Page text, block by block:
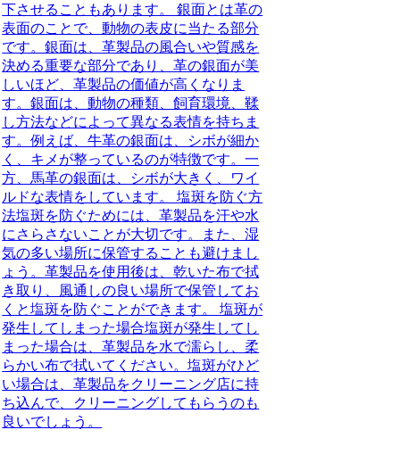
下させることもあります。 銀面とは革の
表面のことで、動物の表皮に当たる部分
です。銀面は、革製品の風合いや質感を
決める重要な部分であり、革の銀面が美
しいほど、革製品の価値が高くなりま
す。銀面は、動物の種類、飼育環境、鞣
し方法などによって異なる表情を持ちま
す。例えば、牛革の銀面は、シボが細か
く、キメが整っているのが特徴です。一
方、馬革の銀面は、シボが大きく、ワイ
ルドな表情をしています。 塩斑を防ぐ方
法塩斑を防ぐためには、革製品を汗や水
にさらさないことが大切です。また、湿
気の多い場所に保管することも避けまし
ょう。革製品を使用後は、乾いた布で拭
き取り、風通しの良い場所で保管してお
くと塩斑を防ぐことができます。 塩斑が
発生してしまった場合塩斑が発生してし
まった場合は、革製品を水で濡らし、柔
らかい布で拭いてください。塩斑がひど
い場合は、革製品をクリーニング店に持
ち込んで、クリーニングしてもらうのも
良いでしょう。